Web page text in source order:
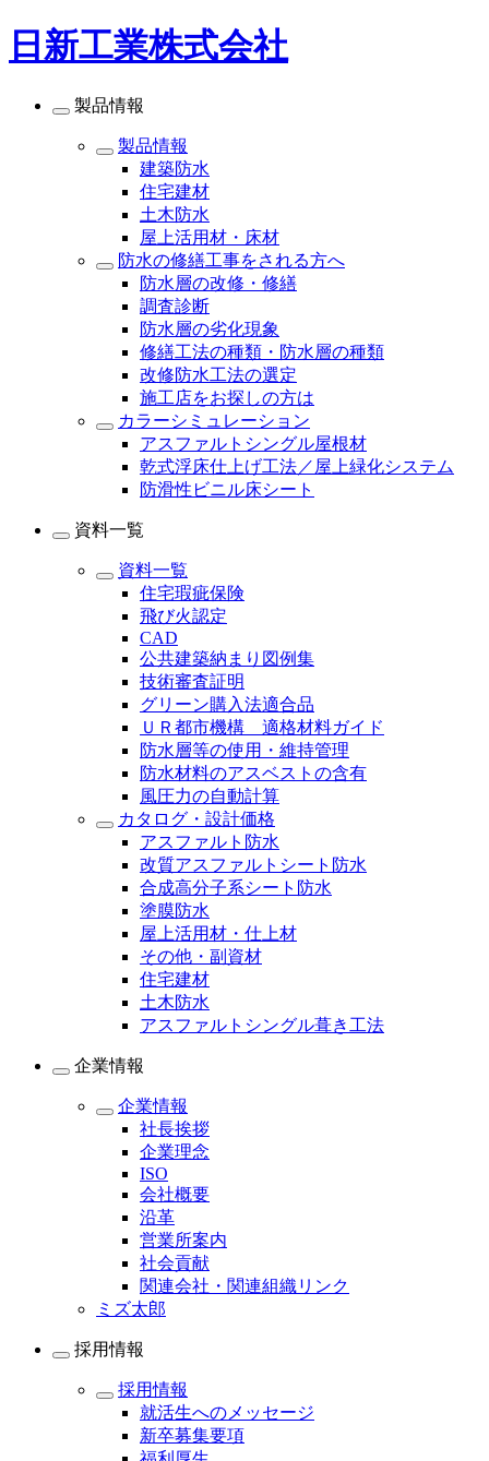
日新工業株式会社
製品情報
製品情報
建築防水
住宅建材
土木防水
屋上活用材・床材
防水の修繕工事をされる方へ
防水層の改修・修繕
調査診断
防水層の劣化現象
修繕工法の種類・防水層の種類
改修防水工法の選定
施工店をお探しの方は
カラーシミュレーション
アスファルトシングル屋根材
乾式浮床仕上げ工法／屋上緑化システム
防滑性ビニル床シート
資料一覧
資料一覧
住宅瑕疵保険
飛び火認定
CAD
公共建築納まり図例集
技術審査証明
グリーン購入法適合品
ＵＲ都市機構 適格材料ガイド
防水層等の使用・維持管理
防水材料のアスベストの含有
風圧力の自動計算
カタログ・設計価格
アスファルト防水
改質アスファルトシート防水
合成高分子系シート防水
塗膜防水
屋上活用材・仕上材
その他・副資材
住宅建材
土木防水
アスファルトシングル葺き工法
企業情報
企業情報
社長挨拶
企業理念
ISO
会社概要
沿革
営業所案内
社会貢献
関連会社・関連組織リンク
ミズ太郎
採用情報
採用情報
就活生へのメッセージ
新卒募集要項